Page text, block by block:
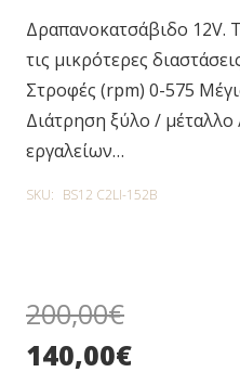
Δραπανοκατσάβιδο 12V.
τις μικρότερες
Στροφές (rpm) 0-575
Διάτρηση ξύλο /
εργαλείων…
SKU: BS12 C2LI-152B
200,00€
140,00€